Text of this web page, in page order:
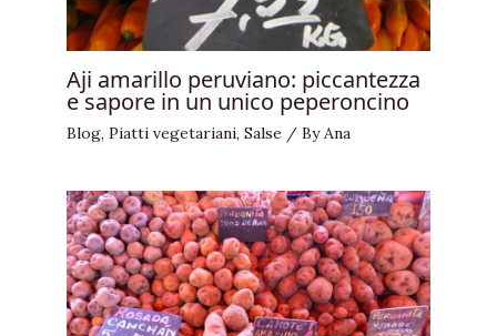
Aji amarillo peruviano: piccantezza
e sapore in un unico peperoncino
Blog, Piatti vegetariani, Salse / By Ana